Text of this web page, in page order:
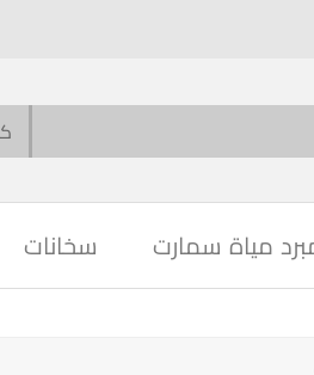
مياة سمارت سخانات